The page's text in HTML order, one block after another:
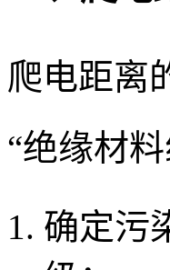
爬电距离
“绝缘材
确定污